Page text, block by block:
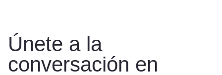
Únete a la
conversación en